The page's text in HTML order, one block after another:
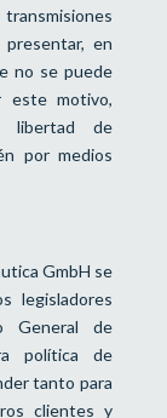
en
no se puede
este motivo,
libertad de
por medios
GmbH se
legisladores
General de
política de
tanto para
clientes y